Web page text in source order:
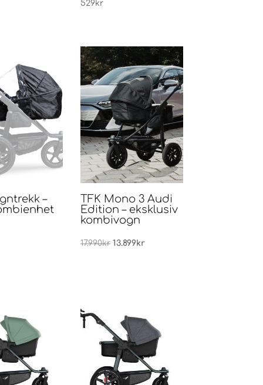
529kr
–
TFK Mono 3 Audi
Edition – eksklusiv
kombivogn
17.990kr Opprinnelig
17.990kr.
13.899krNåværende
13.899kr.